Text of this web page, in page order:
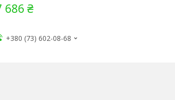
686 ₴
+380 (73) 602-08-68